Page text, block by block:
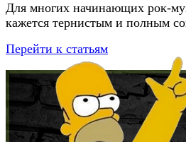
Для многих начинающих рок-
кажется тернистым и полным
Перейти к статьям